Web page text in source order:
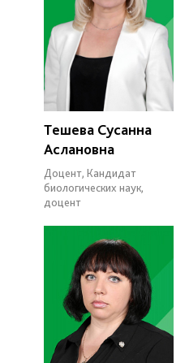
Тешева Сусанна
Аслановна
Доцент, Кандидат
биологических наук,
доцент